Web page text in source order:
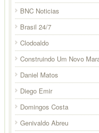
BNC Noticias
Brasil 24/7
Clodoaldo
Construindo Um Novo
Daniel Matos
Diego Emir
Domingos Costa
Genivaldo Abreu